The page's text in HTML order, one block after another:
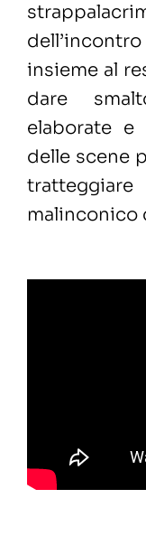
insieme al
dare
elaborate
delle scene
malinconico